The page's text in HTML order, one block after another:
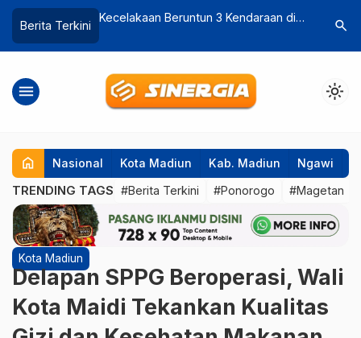
Berita Terkini
Libur Panjang, Jasa Marga Tol Ngawi-
Reader
Polsek
Desa
search
menu light_mode
home Nasional Kota Madiun Kab. Madiun Ngawi
TRENDING TAGS #Berita Terkini #Ponorogo #Magetan
Kota Madiun
Delapan SPPG Beroperasi, Wali
Kota Maidi Tekankan Kualitas